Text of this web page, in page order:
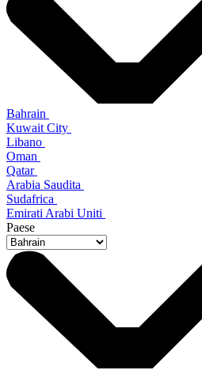
Bahrain
Kuwait City
Libano
Oman
Qatar
Arabia Saudita
Sudafrica
Emirati Arabi Uniti
Paese